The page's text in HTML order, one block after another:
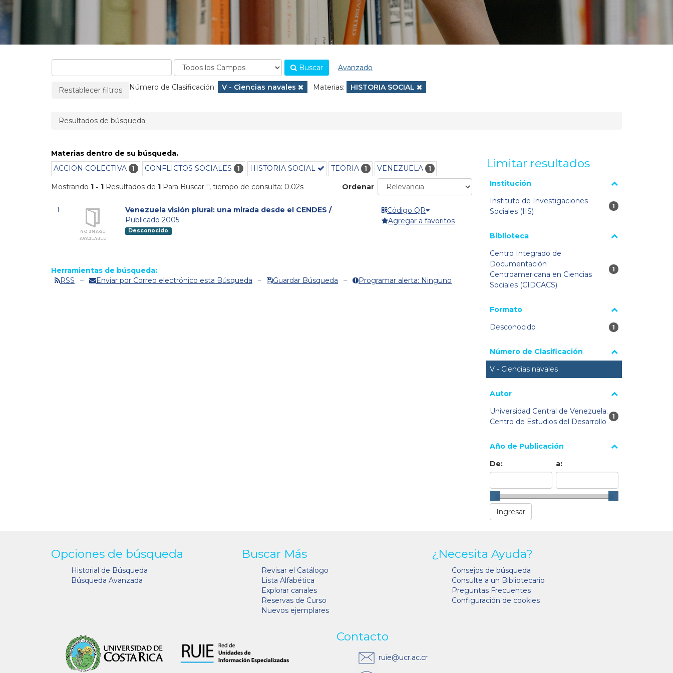
Buscar
Avanzado
La página se recargará cuando se elimine un filtro.
Restablecer filtros Filtros aplicados:
Número de Clasificación: Eliminar filtro
V - Ciencias navales Materias: Eliminar filtro
HISTORIA SOCIAL
Resultados de búsqueda
Materias dentro de su búsqueda.
ACCION COLECTIVA
1 CONFLICTOS SOCIALES 1 HISTORIA SOCIAL TEORIA 1 VENEZUELA 1
Mostrando 1 - 1 Resultados de 1 Para Buscar '', tiempo de consulta: 0.02s Ordenar
1
Venezuela visión plural: una mirada desde el CENDES /
Publicado 2005
Desconocido
Código QR
Agregar a favoritos
Herramientas de búsqueda:
RSS
Enviar por Correo electrónico esta Búsqueda Guardar Búsqueda Programar alerta: Ninguno
Limitar resultados
La página se volverá a cargar cuando se seleccione o
Institución
Instituto de Investigaciones
Sociales (IIS)
1 resultados
1
Biblioteca
Centro Integrado de
Documentación
Centroamericana en Ciencias
Sociales (CIDCACS)
1 resultados
1
Formato
Desconocido
1 resultados
1
Número de Clasificación
V - Ciencias navales
Autor
Universidad Central de Venezuela.
Centro de Estudios del Desarrollo
1 resultados
1
Año de Publicación
De:
a:
Opciones de búsqueda
Historial de Búsqueda
Búsqueda Avanzada
Buscar Más
Revisar el Catálogo
Lista Alfabética
Explorar canales
Reservas de Curso
Nuevos ejemplares
¿Necesita Ayuda?
Consejos de búsqueda
Consulte a un Bibliotecario
Preguntas Frecuentes
Configuración de cookies
Contacto
ruie@ucr.ac.cr